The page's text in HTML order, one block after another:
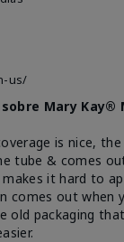
us/
Mary
is nice,
tube & comes
makes it hard to
comes out when
old packaging